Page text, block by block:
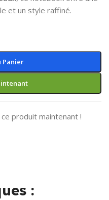
et un style raffiné.
Panier
produit maintenant !
: